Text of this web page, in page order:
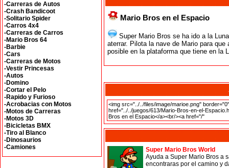
-Carreras de Autos
-Crash Bandicoot
-Solitario Spider
-Carros 4x4
-Carreras de Carros
-Mario Bros 64
-Barbie
-Cars
-Carreras de Motos
-Vestir Princesas
-Autos
-Domino
-Cortar el Pelo
-Rapido y Furioso
-Acrobacias con Motos
-Motos de Carreras
-Motos 3D
-Bicicletas BMX
-Tiro al Blanco
-Dinosaurios
-Camiones
Mario Bros en el Espacio
Super Mario Bros se ha ido a la
aterrar. Pilota la nave de Mario para que
posible en la plataforma que tiene en la
Super Mario Bros World
Ayuda a Super Mario Bros a
encontraras por el camino y